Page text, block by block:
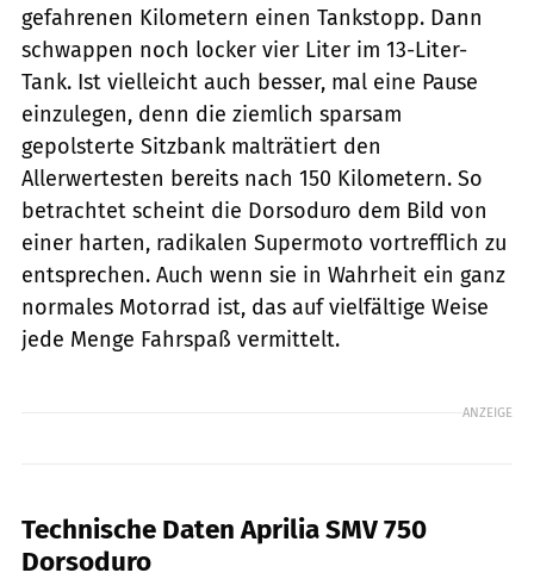
gefahrenen Kilometern einen Tankstopp. Dann
schwappen noch locker vier Liter im 13-Liter-
Tank. Ist vielleicht auch besser, mal eine Pause
einzulegen, denn die ziemlich sparsam
gepolsterte Sitzbank malträtiert den
Allerwertesten bereits nach 150 Kilometern. So
betrachtet scheint die Dorsoduro dem Bild von
einer harten, radikalen Supermoto vortrefflich zu
entsprechen. Auch wenn sie in Wahrheit ein ganz
normales Motorrad ist, das auf vielfältige Weise
jede Menge Fahrspaß vermittelt.
ANZEIGE
Technische Daten Aprilia SMV 750
Dorsoduro